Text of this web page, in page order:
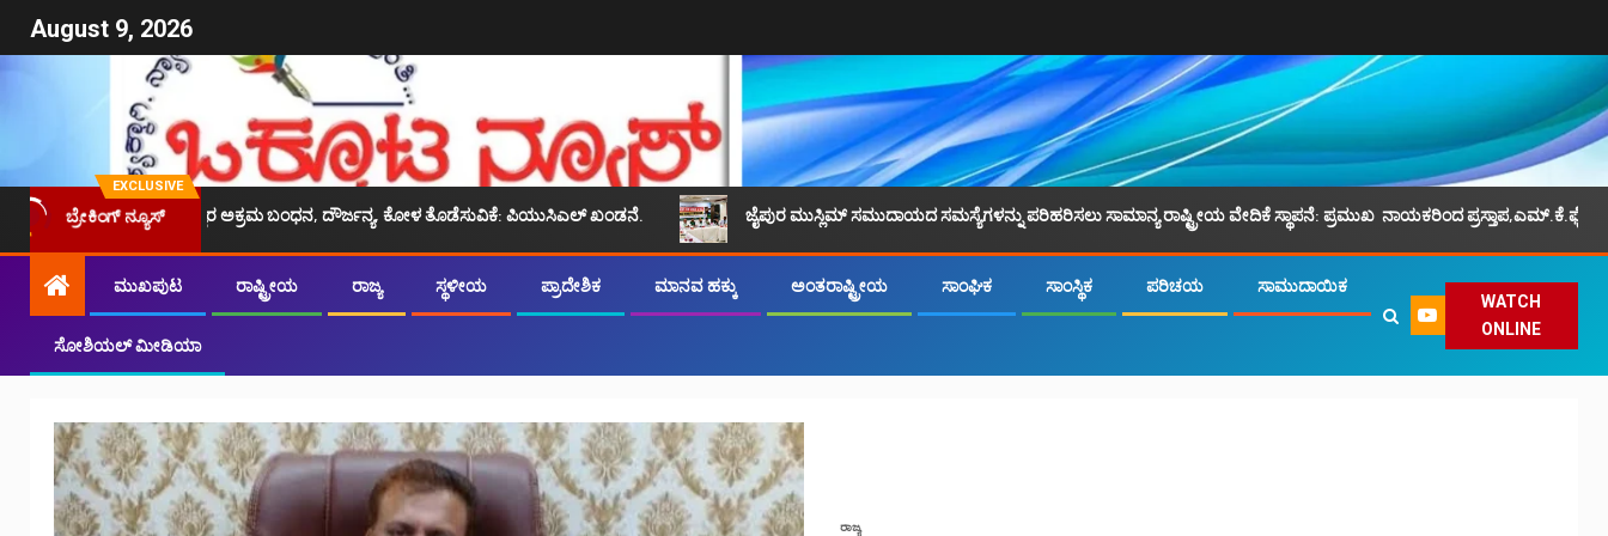
August 9, 2026
EXCLUSIVE
ಬ್ರೇಕಿಂಗ್ ನ್ಯೂಸ್
ಪರ ದ್ವನಿ,ಸದಸ್ಯರ ಅಕ್ರಮ ಬಂಧನ, ದೌರ್ಜನ್ಯ, ಕೋಳ ತೊಡೆಸುವಿಕೆ: ಪಿಯುಸಿಎಲ್ ಖಂಡನೆ. ಜೈಪುರ ಮುಸ್ಲಿಮ್ ಸಮುದಾಯದ ಸಮಸ್ಯೆಗಳನ್ನು ಪರಿಹರಿಸಲು ಸಾಮಾನ್ಯ ರಾಷ್ಟ್ರೀಯ ವೇದಿಕೆ ಸ್ಥಾಪನೆ: ಪ್ರಮುಖ ನಾಯಕರಿಂದ ಪ್ರಸ್ತಾಪ,ಎಮ್.ಕೆ.ಫೈಝಿ ನೇತೃತ್ವ.
ಮುಖಪುಟ ರಾಷ್ಟ್ರೀಯ ರಾಜ್ಯ ಸ್ಥಳೀಯ ಪ್ರಾದೇಶಿಕ ಮಾನವ ಹಕ್ಕು ಅಂತರಾಷ್ಟ್ರೀಯ ಸಾಂಘಿಕ ಸಾಂಸ್ಥಿಕ ಪರಿಚಯ ಸಾಮುದಾಯಿಕ
ಸೋಶಿಯಲ್ ಮೀಡಿಯಾ
WATCH
ONLINE
ರಾಜ್ಯ